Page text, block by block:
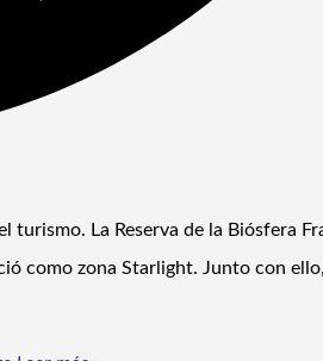
La Reserva de la Biósfera
como zona Starlight. Junto con